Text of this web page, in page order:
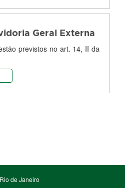
Geral Externa
previstos no art. 14, II da
de Janeiro